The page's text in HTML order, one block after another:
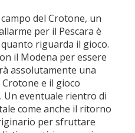
del Crotone, un
per il Pescara è
riguarda il gioco.
il Modena per essere
assolutamente una
e il gioco
Un eventuale rientro di
come anche il ritorno
per sfruttare